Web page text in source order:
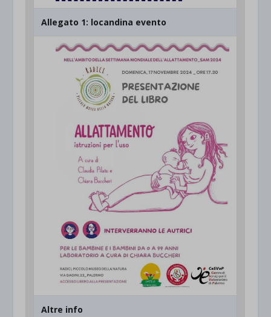
Allegato 1: locandina evento
Altre info